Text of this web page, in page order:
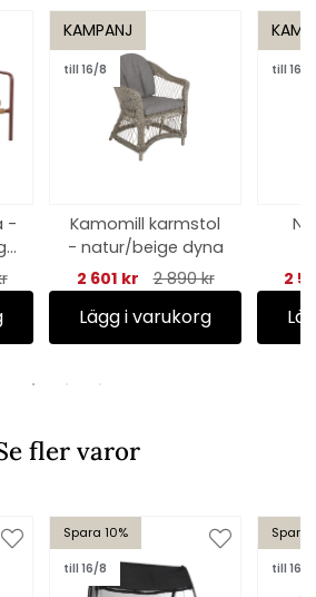
-
KAMPANJ
till 16/8
Kamomill karmstol
- natur/beige dyna
2 601 kr
2 890 kr
Lägg i varukorg
till 16/8
2
fler varor
Spara 10%
till 16/8
Spara
till 16/8